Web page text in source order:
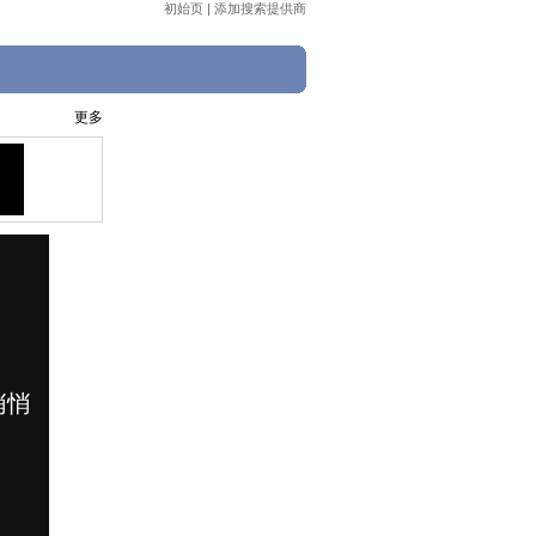
初始页 | 添加搜索提供商
更多